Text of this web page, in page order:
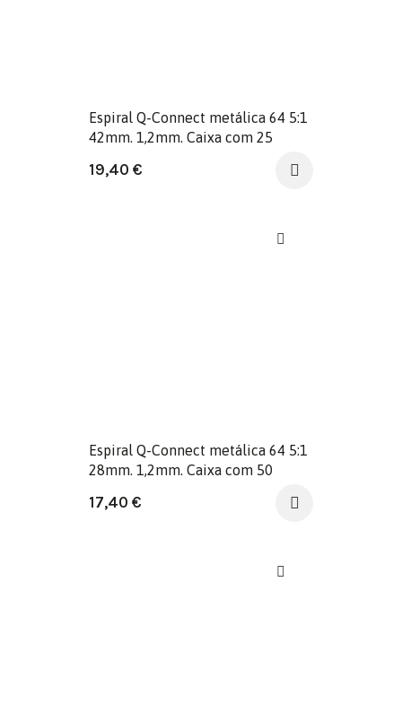
Espiral Q-Connect metálica 64 5:1
42mm. 1,2mm. Caixa com 25
19,40 €
Espiral Q-Connect metálica 64 5:1
28mm. 1,2mm. Caixa com 50
17,40 €